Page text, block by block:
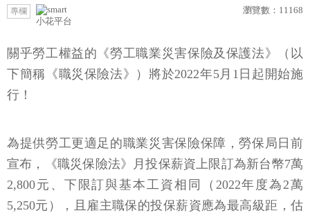
專欄
小花平台
瀏覽數： 11168
關乎勞工權益的《勞工職業災害保險及保護法》（以
下簡稱《職災保險法》）將於2022年5月1日起開始施
行！
為提供勞工更適足的職業災害保險保障，勞保局日前
宣布，《職災保險法》月投保薪資上限訂為新台幣7萬
2,800元、下限訂與基本工資相同（2022年度為2萬
5,250元），且雇主職保的投保薪資應為最高級距，估